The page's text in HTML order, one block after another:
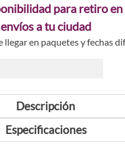
para retiro en
envíos a tu ciudad
llegar en paquetes y fechas
Descripción
Especificaciones